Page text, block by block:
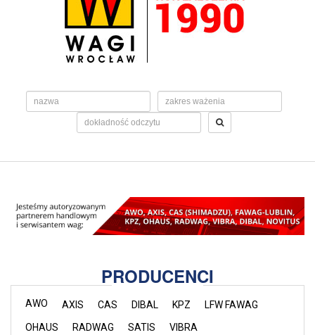
PRODUCENCI
AWO AXIS CAS DIBAL KPZ
LFW FAWAG
OHAUS
RADWAG SATIS VIBRA